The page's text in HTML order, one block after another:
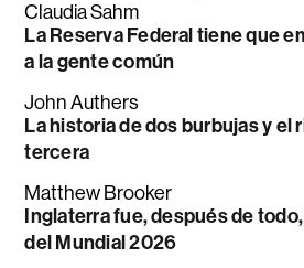
Claudia Sahm
La Reserva Federal tiene que
a la gente común
John Authers
La historia de dos burbujas y el
tercera
Matthew Brooker
Inglaterra fue, después de
del Mundial 2026